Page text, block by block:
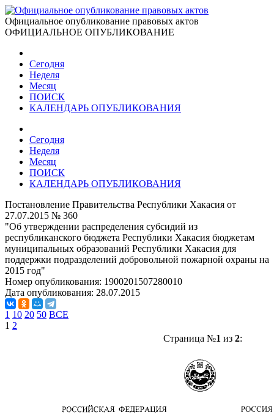
Официальное опубликование правовых актов
ОФИЦИАЛЬНОЕ ОПУБЛИКОВАНИЕ
Сегодня
Неделя
Месяц
ПОИСК
КАЛЕНДАРЬ ОПУБЛИКОВАНИЯ
Сегодня
Неделя
Месяц
ПОИСК
КАЛЕНДАРЬ ОПУБЛИКОВАНИЯ
Постановление Правительства Республики Хакасия от
27.07.2015 № 360
"Об утверждении распределения субсидий из
республиканского бюджета Республики Хакасия бюджетам
муниципальных образований Республики Хакасия для
поддержки подразделений добровольной пожарной охраны на
2015 год"
Номер опубликования: 1900201507280010
Дата опубликования: 28.07.2015
1 10 20 50 ВСЕ
1 2
Страница №1 из 2: